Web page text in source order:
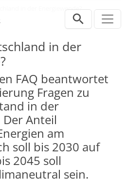
in der Energiewende?
in der
FAQ beantwortet
Fragen zu
in der
Der Anteil
am
soll bis 2030 auf
2045 soll
sein.